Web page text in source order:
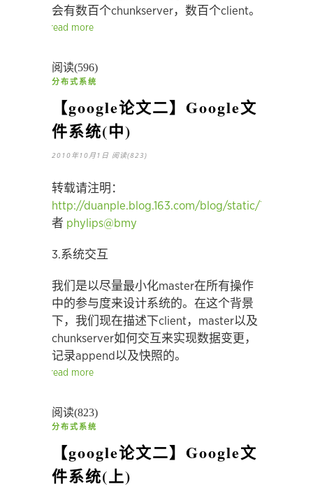
会有数百个chunkserver，数百个client。
read more
阅读(596)
分布式系统
【google论文二】Google文
件系统(中)
2010年10月1日 阅读(823)
转载请注明：
http://duanple.blog.163.com/blog/static/
者 phylips@bmy
3.系统交互
我们是以尽量最小化master在所有操作
中的参与度来设计系统的。在这个背景
下，我们现在描述下client，master以及
chunkserver如何交互来实现数据变更，
记录append以及快照的。
read more
阅读(823)
分布式系统
【google论文二】Google文
件系统(上)